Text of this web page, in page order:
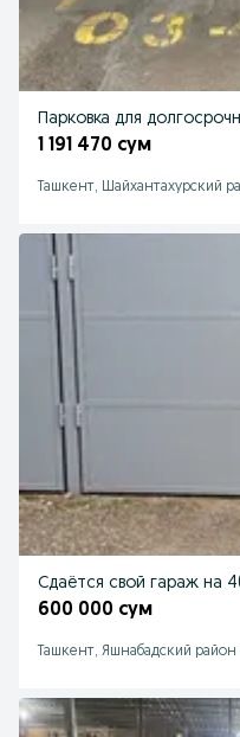
Парковка для
1 191 470 сум
Ташкент, Шайхантахурский
Сдаётся свой гараж на
600 000 сум
Ташкент, Яшнабадский район